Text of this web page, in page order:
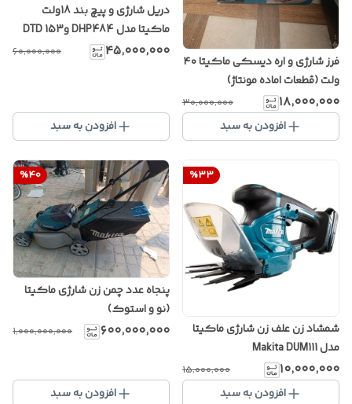
فرز شارژی و اره دیسکی ماکیتا ۴۰
ولت (قطعات اماده مونتاژ)
۱۸٬۰۰۰٬۰۰۰ ۳۰٬۰۰۰٬۰۰۰
افزودن به سبد
دریل شارژی و پیچ بند 18ولت
ماکیتا مدل DHP484 وDTD 153
۴۵٬۰۰۰٬۰۰۰ ۶۰٬۰۰۰٬۰۰۰
افزودن به سبد
%33
شمشاد زن علف زن شارژی ماکیتا
مدل Makita DUM111
۱۰٬۰۰۰٬۰۰۰ ۱۵٬۰۰۰٬۰۰۰
افزودن به سبد
%40
پنجاه عدد چمن زن شارژی ماکیتا
(نو و استوک)
۶۰۰٬۰۰۰٬۰۰۰ ۱٬۰۰۰٬۰۰۰٬۰۰۰
افزودن به سبد